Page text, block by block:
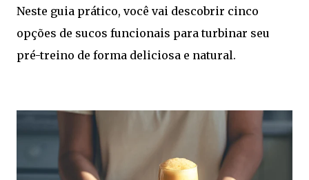
Neste guia prático, você vai descobrir cinco
opções de sucos funcionais para turbinar seu
pré-treino de forma deliciosa e natural.